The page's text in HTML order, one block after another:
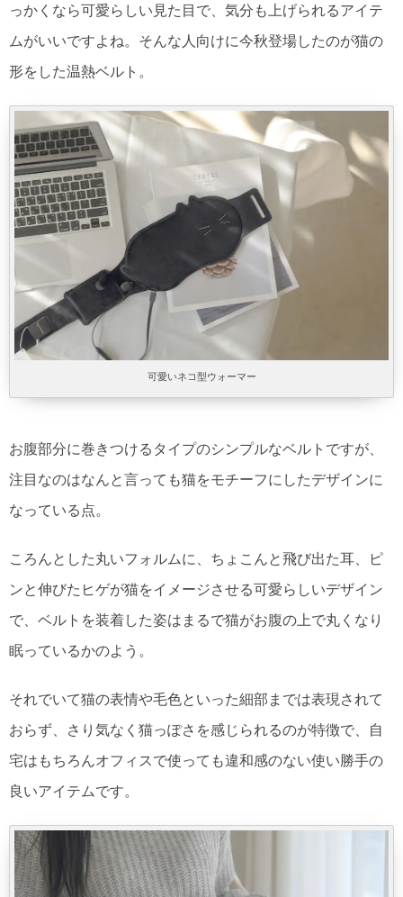
っかくなら可愛らしい見た目で、気分も上げられるアイテ
ムがいいですよね。そんな人向けに今秋登場したのが猫の
形をした温熱ベルト。
可愛いネコ型ウォーマー
お腹部分に巻きつけるタイプのシンプルなベルトですが、
注目なのはなんと言っても猫をモチーフにしたデザインに
なっている点。
ころんとした丸いフォルムに、ちょこんと飛び出た耳、ピ
ンと伸びたヒゲが猫をイメージさせる可愛らしいデザイン
で、ベルトを装着した姿はまるで猫がお腹の上で丸くなり
眠っているかのよう。
それでいて猫の表情や毛色といった細部までは表現されて
おらず、さり気なく猫っぽさを感じられるのが特徴で、自
宅はもちろんオフィスで使っても違和感のない使い勝手の
良いアイテムです。